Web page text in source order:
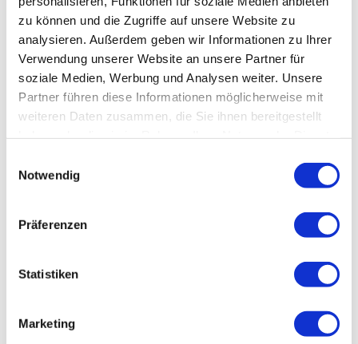
zu können und die Zugriffe auf unsere Website zu
analysieren. Außerdem geben wir Informationen zu Ihrer
Verwendung unserer Website an unsere Partner für
soziale Medien, Werbung und Analysen weiter. Unsere
Partner führen diese Informationen möglicherweise mit
weiteren Daten zusammen, die Sie ihnen bereitgestellt
Cookies, wenn Sie unsere Webseite weiterhin nutzen.
Notwendig
Präferenzen
Statistiken
Marketing
Avaless! Jetzt bestellen im Online Shop.
Preis auf Anfrage